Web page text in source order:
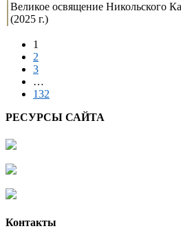
Великое освящение Никольского
(2025 г.)
1
2
3
…
132
РЕСУРСЫ САЙТА
Контакты